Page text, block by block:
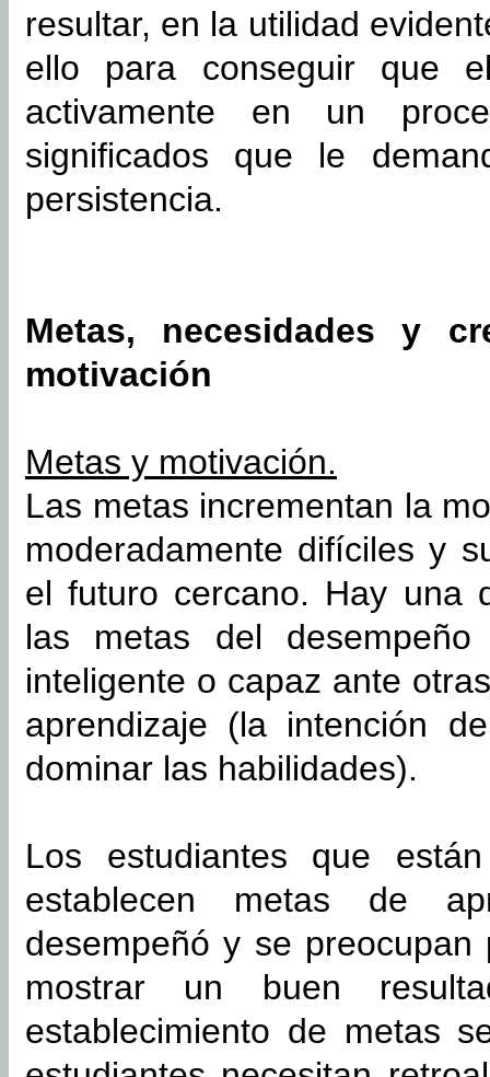
resultar, en la utilidad
ello para conseguir que
activamente en un
significados que le
persistencia.
Metas, necesidades y
motivación
Metas y motivación.
Las metas incrementan la
moderadamente difíciles y
el futuro cercano. Hay una
las metas del
inteligente o capaz ante
aprendizaje (la intención
dominar las habilidades).
Los estudiantes que
establecen metas de
desempeñó y se
mostrar un buen
establecimiento de metas